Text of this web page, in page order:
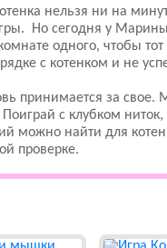
нельзя ни на
Но сегодня у
одного, чтобы
с котенком и не
принимается за
с клубком
можно найти для
проверке.